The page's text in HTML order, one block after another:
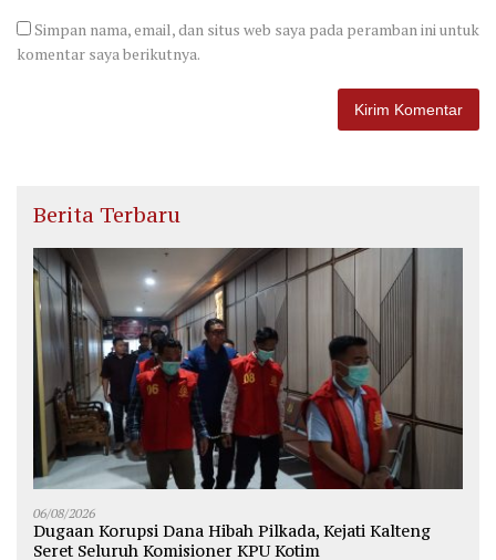
Simpan nama, email, dan situs web saya pada peramban ini untuk
komentar saya berikutnya.
Berita Terbaru
06/08/2026
Dugaan Korupsi Dana Hibah Pilkada, Kejati Kalteng
Seret Seluruh Komisioner KPU Kotim